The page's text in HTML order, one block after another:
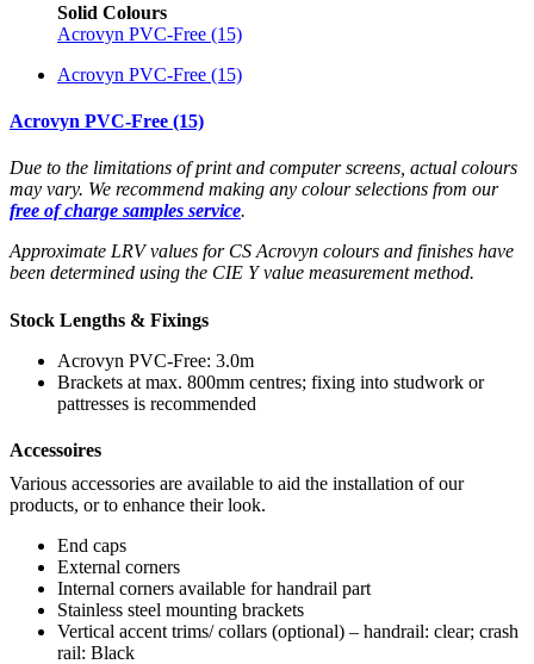
Solid Colours
Acrovyn PVC-Free (15)
Acrovyn PVC-Free (15)
Acrovyn PVC-Free (15)
Due to the limitations of print and computer screens, actual colours
may vary. We recommend making any colour selections from our
free of charge samples service.
Approximate LRV values for CS Acrovyn colours and finishes have
been determined using the CIE Y value measurement method.
Stock Lengths & Fixings
Acrovyn PVC-Free: 3.0m
Brackets at max. 800mm centres; fixing into studwork or
pattresses is recommended
Accessoires
Various accessories are available to aid the installation of our
products, or to enhance their look.
End caps
External corners
Internal corners available for handrail part
Stainless steel mounting brackets
Vertical accent trims/ collars (optional) – handrail: clear; crash
rail: Black